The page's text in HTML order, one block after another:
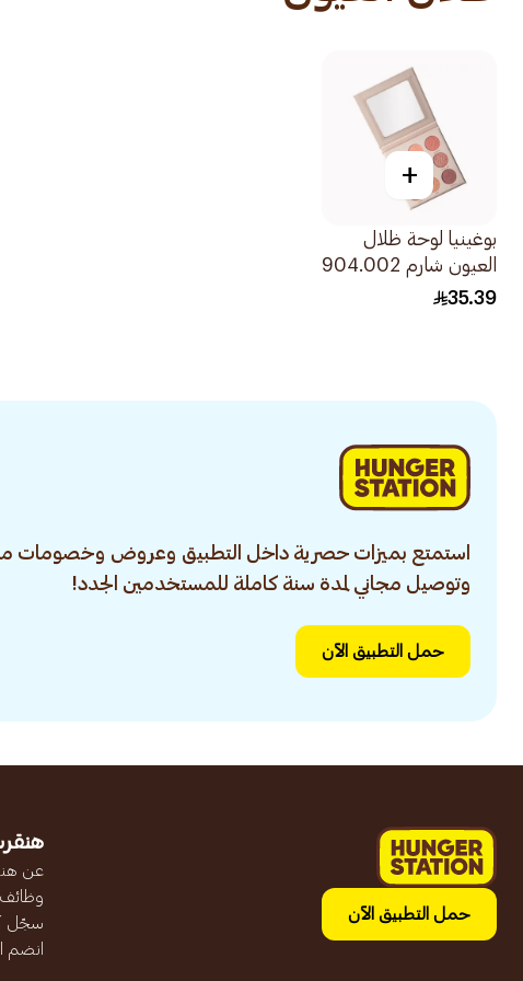
+
بوغينيا لوحة ظلال
العيون شارم 904.002
1حبة
35.39
استمتع بميزات حصرية داخل التطبيق وعروض وخصومات
وتوصيل مجاني لمدة سنة كاملة للمستخدمين الجدد!
حمل التطبيق الآن
حمل التطبيق الآن
عن
وظائف
سجّل
انضم